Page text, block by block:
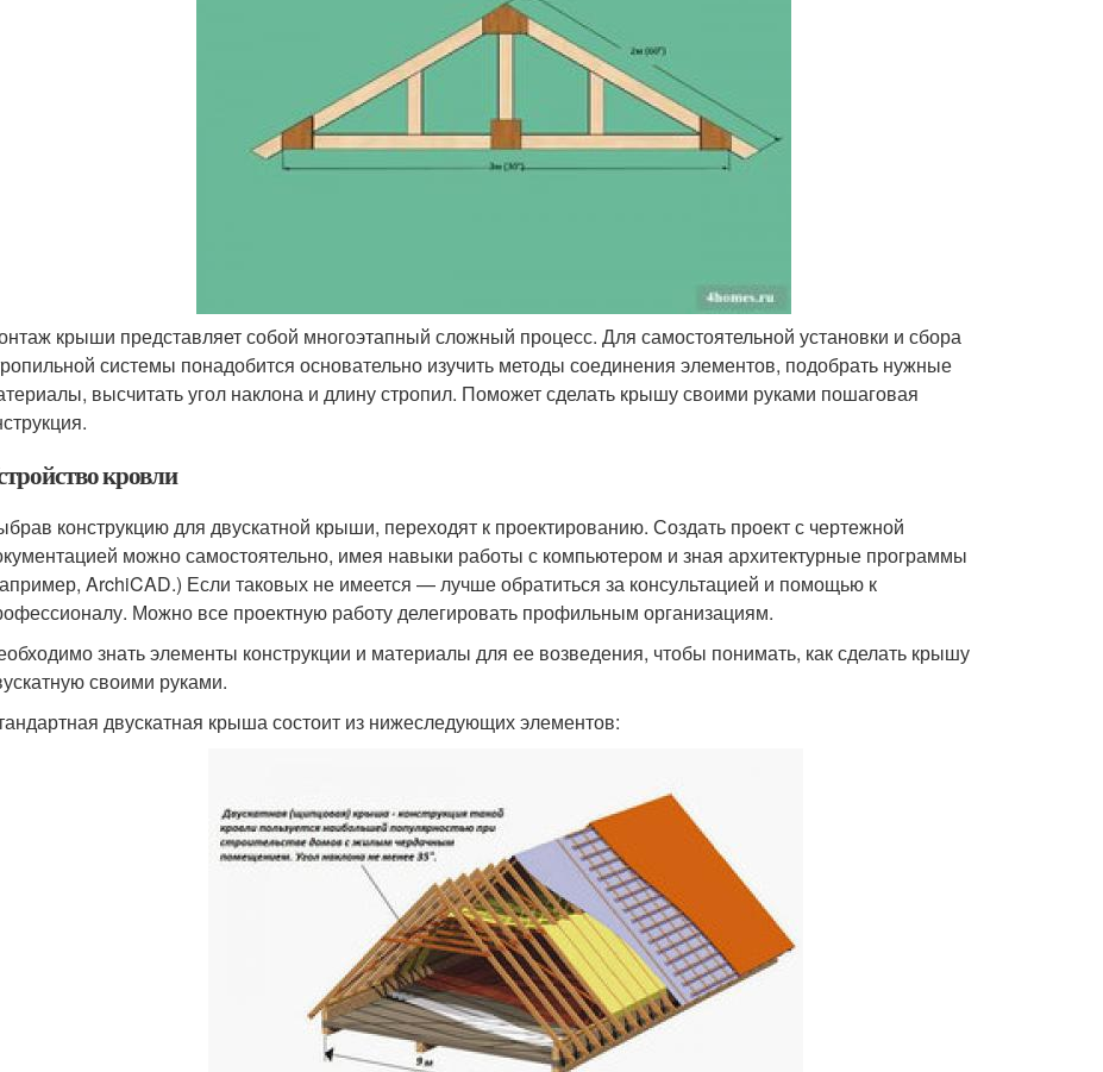
крыши представляет собой многоэтапный сложный процесс. Для самостоятельной установки и сбора
системы понадобится основательно изучить методы соединения элементов, подобрать нужные
высчитать угол наклона и длину стропил. Поможет сделать крышу своими руками пошаговая
кровли
конструкцию для двускатной крыши, переходят к проектированию. Создать проект с чертежной
можно самостоятельно, имея навыки работы с компьютером и зная архитектурные программы
ArchiCAD.) Если таковых не имеется — лучше обратиться за консультацией и помощью к
Можно все проектную работу делегировать профильным организациям.
знать элементы конструкции и материалы для ее возведения, чтобы понимать, как сделать крышу
своими руками.
двускатная крыша состоит из нижеследующих элементов: